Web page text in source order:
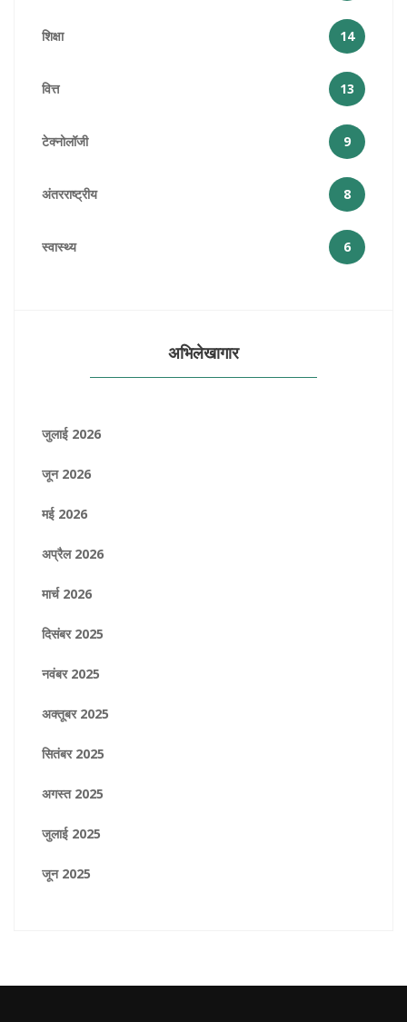
शिक्षा 14
वित्त 13
टेक्नोलॉजी 9
अंतरराष्ट्रीय 8
स्वास्थ्य 6
अभिलेखागार
जुलाई 2026
जून 2026
मई 2026
अप्रैल 2026
मार्च 2026
दिसंबर 2025
नवंबर 2025
अक्तूबर 2025
सितंबर 2025
अगस्त 2025
जुलाई 2025
जून 2025